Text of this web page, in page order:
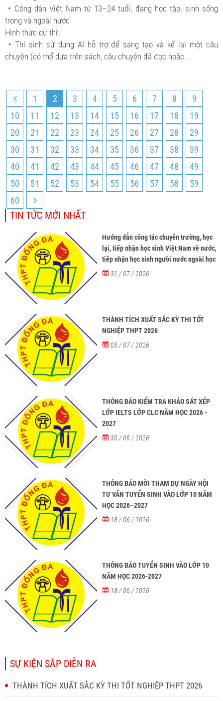
• Công dân Việt Nam từ 13–24 tuổi, đang học tập, sinh sống
trong và ngoài nước
Hình thức dự thi:
• Thí sinh sử dụng AI hỗ trợ để sáng tạo và kể lại một câu
chuyện (có thể dựa trên sách, câu chuyện đã đọc hoặc ...
1 2 3 4 5 6 7 8
9
10
11 12 13 14 15 16 17 18
19
20
21 22 23 24 25 26 27 28
29
30
31 32 33 34 35 36 37 38
39
40
41 42 43 44 45 46 47 48
49
50
51 52 53 54 55 56 57 58
59
60
TIN TỨC MỚI NHẤT
Hướng dẫn công tác chuyển trường, học
lại, tiếp nhận học sinh Việt Nam về nước,
tiếp nhận học sinh người nước ngoài học
tại các trường từ năm học 2026-2027
31 / 07 / 2026
THÀNH TÍCH XUẤT SẮC KỲ THI TỐT
NGHIỆP THPT 2026
03 / 07 / 2026
THÔNG BÁO KIỂM TRA KHẢO SÁT XẾP
LỚP IELTS LỚP CLC NĂM HỌC 2026 -
2027
30 / 06 / 2026
THÔNG BÁO MỜI THAM DỰ NGÀY HỘI
TƯ VẤN TUYỂN SINH VÀO LỚP 10 NĂM
HỌC 2026–2027
18 / 06 / 2026
THÔNG BÁO TUYỂN SINH VÀO LỚP 10
NĂM HỌC 2026-2027
18 / 06 / 2026
SỰ KIỆN SẮP DIỄN RA
THÀNH TÍCH XUẤT SẮC KỲ THI TỐT NGHIỆP THPT 2026